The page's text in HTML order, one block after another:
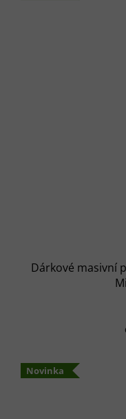
Dárkové masivní
Novinka